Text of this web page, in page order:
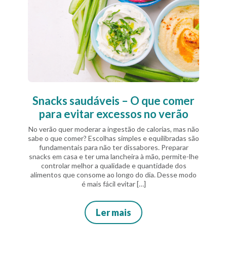
Snacks saudáveis – O que comer
para evitar excessos no verão
No verão quer moderar a ingestão de calorias, mas não
sabe o que comer? Escolhas simples e equilibradas são
fundamentais para não ter dissabores. Preparar
snacks em casa e ter uma lancheira à mão, permite-lhe
controlar melhor a qualidade e quantidade dos
alimentos que consome ao longo do dia. Desse modo
é mais fácil evitar […]
Ler mais